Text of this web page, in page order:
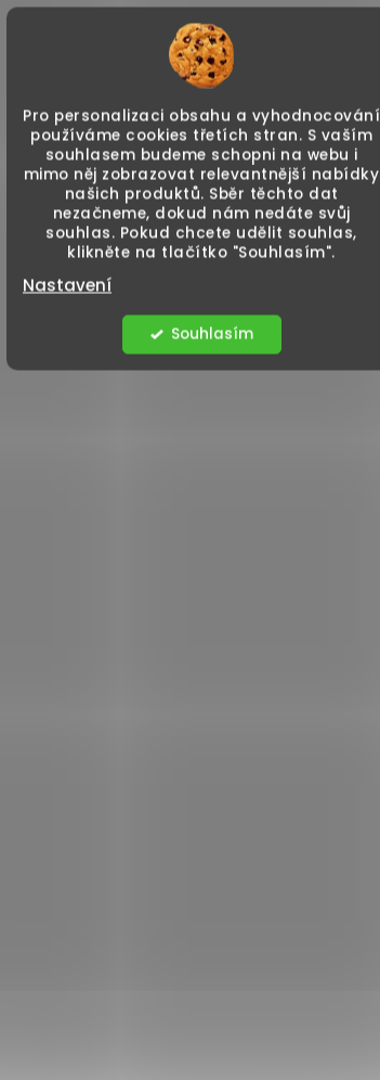
Pro personalizaci obsahu a vyhodnocování
používáme cookies třetích stran. S vaším
souhlasem budeme schopni na webu i
mimo něj zobrazovat relevantnější nabídky
našich produktů. Sběr těchto dat
nezačneme, dokud nám nedáte svůj
souhlas. Pokud chcete udělit souhlas,
klikněte na tlačítko "Souhlasím".
Nastavení
Souhlasím